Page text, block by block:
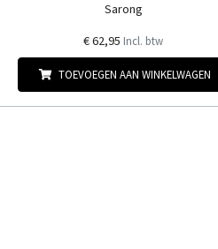
Sarong
€ 62,95 Incl. btw
TOEVOEGEN AAN WINKELWAGEN